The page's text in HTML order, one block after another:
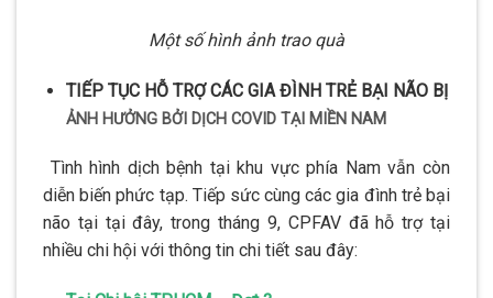
Một số hình ảnh trao quà
TIẾP TỤC HỖ TRỢ CÁC GIA ĐÌNH TRẺ BẠI NÃO BỊ
ẢNH HƯỞNG BỞI DỊCH COVID TẠI MIỀN NAM
Tình hình dịch bệnh tại khu vực phía Nam vẫn còn
diễn biến phức tạp. Tiếp sức cùng các gia đình trẻ bại
não tại tại đây, trong tháng 9, CPFAV đã hỗ trợ tại
nhiều chi hội với thông tin chi tiết sau đây: